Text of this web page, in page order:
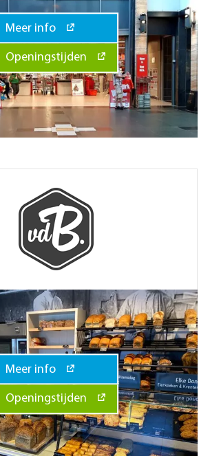
Meer info
Openingstijden
Meer info
Openingstijden